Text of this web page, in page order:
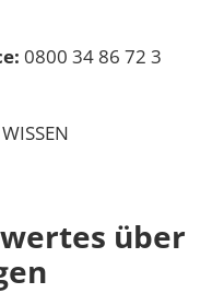
0800 34 86 72 3
über